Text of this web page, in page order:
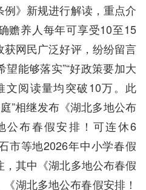
》新规进行解读，重点介
赡养人每年可享受10至15
网民广泛好评，纷纷留言
望能够落实”“好政策要加大
文阅读量均突破10万。此
”相继发布《湖北多地公布
公布春假安排！可连休6
市等地2026年中小学春假
其中《湖北多地公布春假
湖北多地公布春假安排！